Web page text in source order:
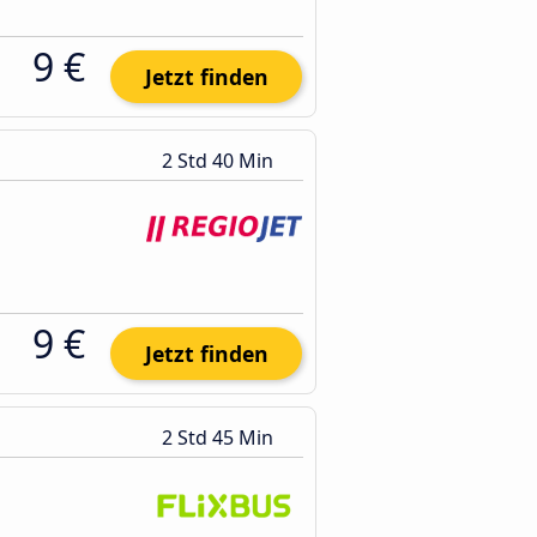
9 € Jetzt finden
2 Std 40 Min
9 € Jetzt finden
2 Std 45 Min